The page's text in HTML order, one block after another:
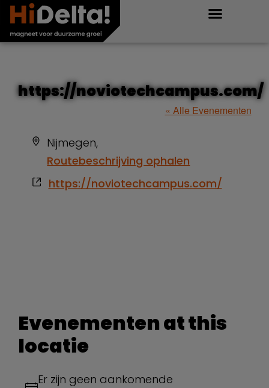
https://noviotechcampus.com/
« Alle Evenementen
AdresNijmegen,
Routebeschrijving ophalen
Website
https://noviotechcampus.com/
Evenementen at this
locatie
Er zijn geen aankomende